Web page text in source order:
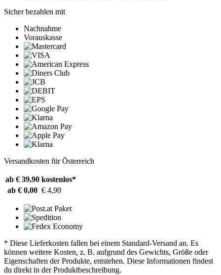
Sicher bezahlen mit
Nachnahme
Vorauskasse
Versandkosten für Österreich
ab € 39,90 kostenlos*
ab € 0,00 € 4,90
* Diese Lieferkosten fallen bei einem Standard-Versand an. Es
können weitere Kosten, z. B. aufgrund des Gewichts, Größe oder
Eigenschaften der Produkte, entstehen. Diese Informationen findest
du direkt in der Produktbeschreibung.